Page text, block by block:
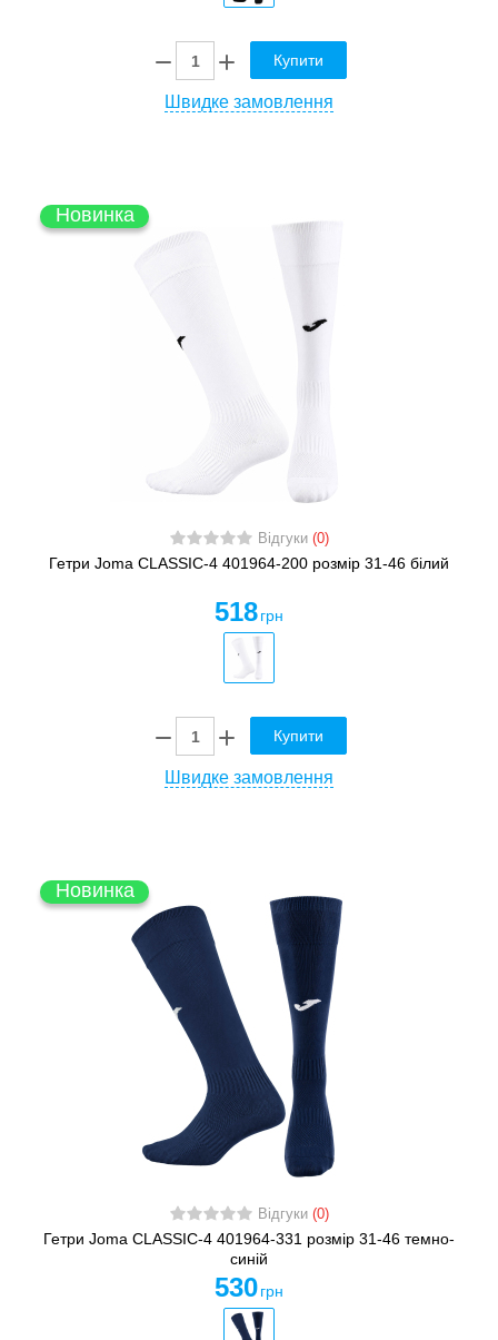
Купити
Швидке замовлення
Новинка
Відгуки (0)
Гетри Joma CLASSIC-4 401964-200 розмір 31-46 білий
518 грн
Купити
Швидке замовлення
Новинка
Відгуки (0)
Гетри Joma CLASSIC-4 401964-331 розмір 31-46 темно-
синій
530 грн